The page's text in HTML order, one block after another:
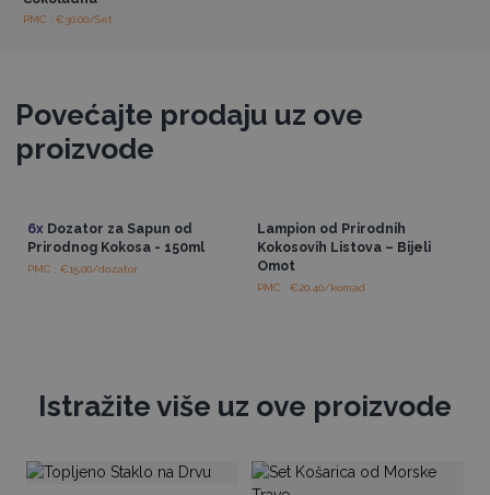
PMC : €30.00/Set
Povećajte prodaju uz ove
proizvode
6x Dozator za Sapun od
Prirodnog Kokosa - 150ml
PMC : €15.00/dozator
Lampion od Prirodnih
Kokosovih Listova – Bijeli
Omot
PMC : €20.40/komad
Istražite više uz ove proizvode